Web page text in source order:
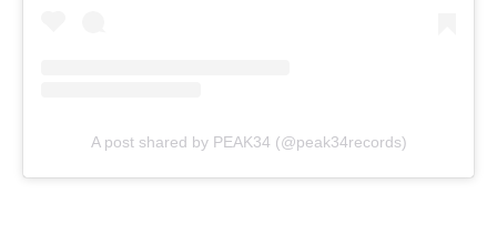
A post shared by PEAK34 (@peak34records)